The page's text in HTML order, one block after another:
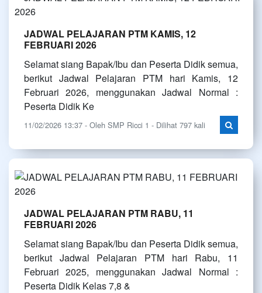
JADWAL PELAJARAN PTM KAMIS, 12
FEBRUARI 2026
Selamat siang Bapak/Ibu dan Peserta Didik semua,
berikut Jadwal Pelajaran PTM hari Kamis, 12
Februari 2026, menggunakan Jadwal Normal :
Peserta Didik Ke
11/02/2026 13:37 - Oleh SMP Ricci 1 - Dilihat 797 kali
JADWAL PELAJARAN PTM RABU, 11
FEBRUARI 2026
Selamat siang Bapak/Ibu dan Peserta Didik semua,
berikut Jadwal Pelajaran PTM hari Rabu, 11
Februari 2025, menggunakan Jadwal Normal :
Peserta Didik Kelas 7,8 &